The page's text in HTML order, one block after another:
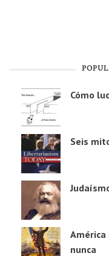
Cómo
Seis
nunca